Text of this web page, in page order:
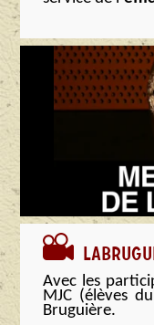
Avec les
MJC (élèves
Bruguière.